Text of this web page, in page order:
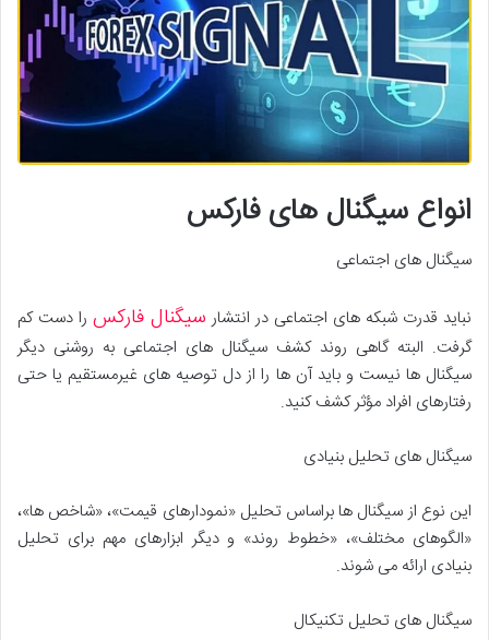
انواع سیگنال های فارکس
سیگنال های اجتماعی
نباید قدرت شبکه های اجتماعی در انتشار سیگنال فارکس را دست کم
گرفت. البته گاهی روند کشف سیگنال های اجتماعی به روشنی دیگر
سیگنال ها نیست و باید آن ها را از دل توصیه های غیرمستقیم یا حتی
رفتارهای افراد مؤثر کشف کنید.
سیگنال های تحلیل بنیادی
این نوع از سیگنال ها براساس تحلیل «نمودارهای قیمت»، «شاخص ها»،
«الگوهای مختلف»، «خطوط روند» و دیگر ابزارهای مهم برای تحلیل
بنیادی ارائه می شوند.
سیگنال های تحلیل تکنیکال